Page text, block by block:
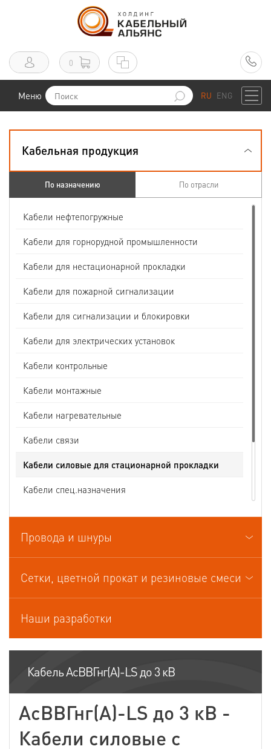
0
Меню RU ENG
Кабельная продукция
По назначению По отрасли
Кабели нефтепогружные
Кабели для горнорудной промышленности
Кабели для нестационарной прокладки
Кабели для пожарной сигнализации
Кабели для сигнализации и блокировки
Кабели для электрических установок
Кабели контрольные
Кабели монтажные
Кабели нагревательные
Кабели связи
Кабели силовые для стационарной прокладки
Кабели спец.назначения
Кабели судовые
Кабели термоэлектродные
Провода и шнуры
Сетки, цветной прокат и резиновые смеси
Наши разработки
Кабель АсВВГнг(А)-LS до 3 кВ
АсВВГнг(А)-LS до 3 кВ -
Кабели силовые c